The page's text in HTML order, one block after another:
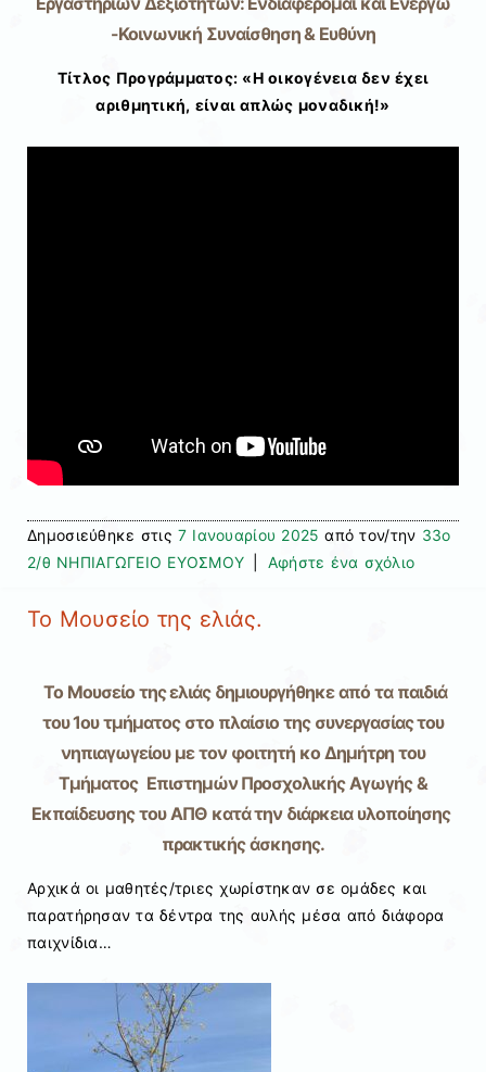
-Κοινωνική Συναίσθηση & Ευθύνη
Τίτλος Προγράμματος: «Η οικογένεια δεν έχει
αριθμητική, είναι απλώς μοναδική!»
Δημοσιεύθηκε στις 7 Ιανουαρίου 2025 από τον/την 33ο
2/θ ΝΗΠΙΑΓΩΓΕΙΟ ΕΥΟΣΜΟΥ
Αφήστε ένα σχόλιο
Το Μουσείο της ελιάς.
Το Μουσείο της ελιάς δημιουργήθηκε από τα παιδιά
του 1ου τμήματος στο πλαίσιο της συνεργασίας του
νηπιαγωγείου με τον φοιτητή κο Δημήτρη του
Τμήματος Επιστημών Προσχολικής Αγωγής &
Εκπαίδευσης του ΑΠΘ κατά την διάρκεια υλοποίησης
πρακτικής άσκησης.
Αρχικά οι μαθητές/τριες χωρίστηκαν σε ομάδες και
παρατήρησαν τα δέντρα της αυλής μέσα από διάφορα
παιχνίδια…